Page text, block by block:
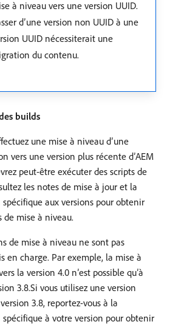
à niveau vers une version UUID.
d’une version non UUID à une
UUID nécessiterait une
du contenu.
builds
une mise à niveau d’une
vers une version plus récente d’AEM
peut-être exécuter des scripts de
les notes de mise à jour et la
aux versions pour obtenir
de mise à niveau.
de mise à niveau ne sont pas
en charge. Par exemple, la mise à
la version 4.0 n’est possible qu’à
3.8.Si vous utilisez une version
3.8, reportez-vous à la
à votre version pour obtenir